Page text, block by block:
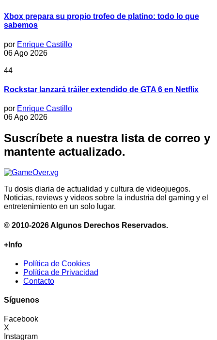
Xbox prepara su propio trofeo de platino: todo lo que
sabemos
por Enrique Castillo
06 Ago 2026
44
Rockstar lanzará tráiler extendido de GTA 6 en Netflix
por Enrique Castillo
06 Ago 2026
Suscríbete a nuestra lista de correo y
mantente actualizado.
Tu dosis diaria de actualidad y cultura de videojuegos.
Noticias, reviews y videos sobre la industria del gaming y el
entretenimiento en un solo lugar.
© 2010-2026 Algunos Derechos Reservados.
+Info
Política de Cookies
Política de Privacidad
Contacto
Síguenos
Facebook
X
Instagram